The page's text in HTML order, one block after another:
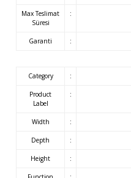
Max Teslimat
Süresi
:
Garanti :
Category :
Product
Label
:
Width :
Depth :
Height :